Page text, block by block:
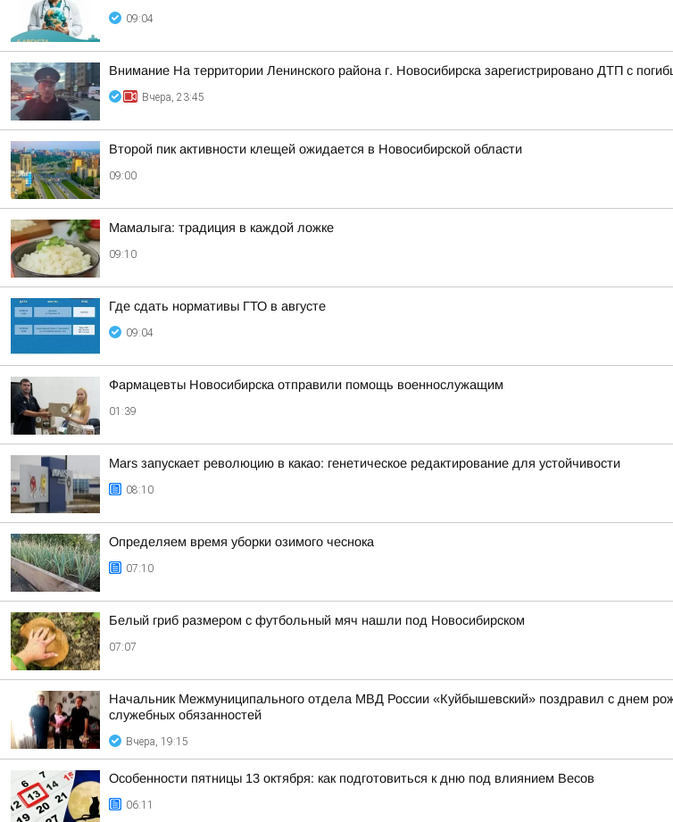
09:04
Внимание На территории Ленинского района г. Новосибирска зарегистрировано ДТП с
Вчера, 23:45
Второй пик активности клещей ожидается в Новосибирской области
09:00
Мамалыга: традиция в каждой ложке
09:10
Где сдать нормативы ГТО в августе
09:04
Фармацевты Новосибирска отправили помощь военнослужащим
01:39
Mars запускает революцию в какао: генетическое редактирование для устойчивости
08:10
Определяем время уборки озимого чеснока
07:10
Белый гриб размером с футбольный мяч нашли под Новосибирском
07:07
Начальник Межмуниципального отдела МВД России «Куйбышевский» поздравил с днем
служебных обязанностей
Вчера, 19:15
Особенности пятницы 13 октября: как подготовиться к дню под влиянием Весов
06:11